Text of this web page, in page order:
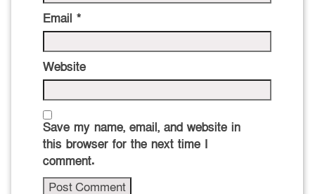
Email *
Website
Save my name, email, and website in
this browser for the next time I
comment.